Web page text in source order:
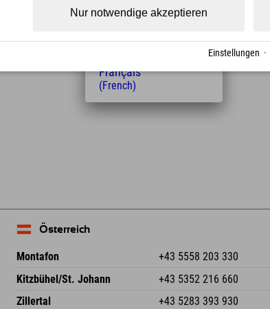
1 km 4
Österreich
Montafon +43 5558 203 330
Dorfstr. 127b
6793 Gaschurn/Montafon
Österreich
Adresse speichern
Buchen
Kitzbühel/St. Johann +43 5352 216 660
Speckbacherstraße 87
Adresse speichern
Zillertal +43 5283 393 930
Nur notwendige akzeptieren
Einstellungen ·
Magyar
Nederlands
Français
(French)